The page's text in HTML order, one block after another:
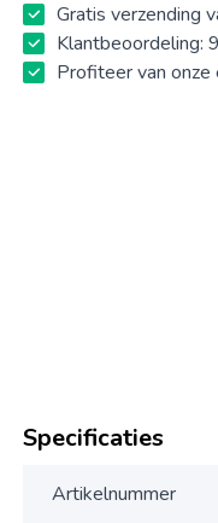
Gratis verzending
Klantbeoordeling:
Profiteer van
Specificaties
Artikelnummer